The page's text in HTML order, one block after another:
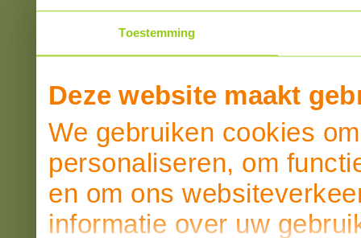
Toestemming
Deze website maakt
We gebruiken cookies
personaliseren, om
en om ons
informatie over uw